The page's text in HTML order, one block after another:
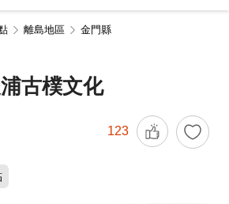
離島地區 金門縣
古樸文化
123